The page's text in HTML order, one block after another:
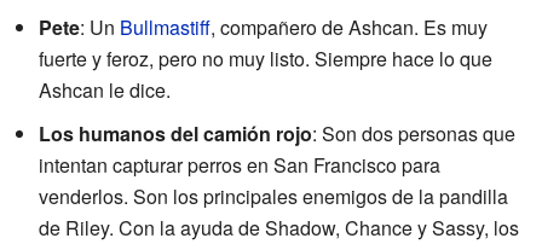
Pete: Un Bullmastiff, compañero de Ashcan. Es muy
fuerte y feroz, pero no muy listo. Siempre hace lo que
Ashcan le dice.
Los humanos del camión rojo: Son dos personas que
intentan capturar perros en San Francisco para
venderlos. Son los principales enemigos de la pandilla
de Riley. Con la ayuda de Shadow, Chance y Sassy, los